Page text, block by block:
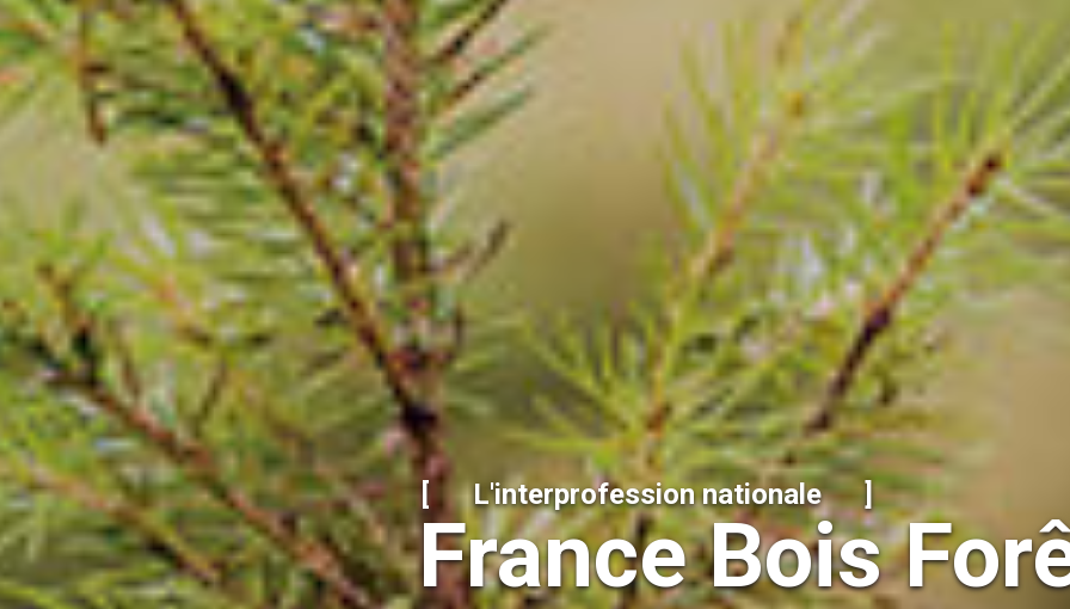
[ L'interprofession nationale ]
France Bois